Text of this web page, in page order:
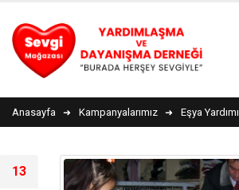
Anasayfa Kampanyalarımız Eşya Yardımı
13